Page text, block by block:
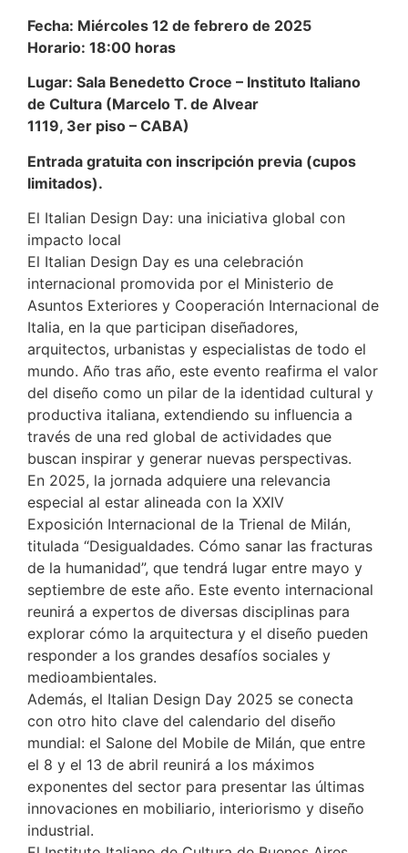
Fecha: Miércoles 12 de febrero de 2025
Horario: 18:00 horas
Lugar: Sala Benedetto Croce – Instituto Italiano
de Cultura (Marcelo T. de Alvear
1119, 3er piso – CABA)
Entrada gratuita con inscripción previa (cupos
limitados).
El Italian Design Day: una iniciativa global con
impacto local
El Italian Design Day es una celebración
internacional promovida por el Ministerio de
Asuntos Exteriores y Cooperación Internacional de
Italia, en la que participan diseñadores,
arquitectos, urbanistas y especialistas de todo el
mundo. Año tras año, este evento reafirma el valor
del diseño como un pilar de la identidad cultural y
productiva italiana, extendiendo su influencia a
través de una red global de actividades que
buscan inspirar y generar nuevas perspectivas.
En 2025, la jornada adquiere una relevancia
especial al estar alineada con la XXIV
Exposición Internacional de la Trienal de Milán,
titulada “Desigualdades. Cómo sanar las fracturas
de la humanidad”, que tendrá lugar entre mayo y
septiembre de este año. Este evento internacional
reunirá a expertos de diversas disciplinas para
explorar cómo la arquitectura y el diseño pueden
responder a los grandes desafíos sociales y
medioambientales.
Además, el Italian Design Day 2025 se conecta
con otro hito clave del calendario del diseño
mundial: el Salone del Mobile de Milán, que entre
el 8 y el 13 de abril reunirá a los máximos
exponentes del sector para presentar las últimas
innovaciones en mobiliario, interiorismo y diseño
industrial.